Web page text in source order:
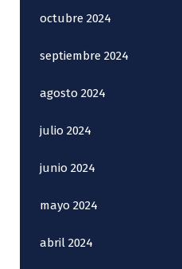
octubre 2024
septiembre 2024
agosto 2024
julio 2024
junio 2024
mayo 2024
abril 2024